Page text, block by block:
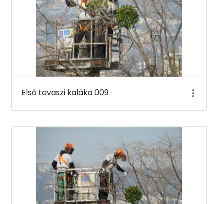
Első tavaszi kaláka 009